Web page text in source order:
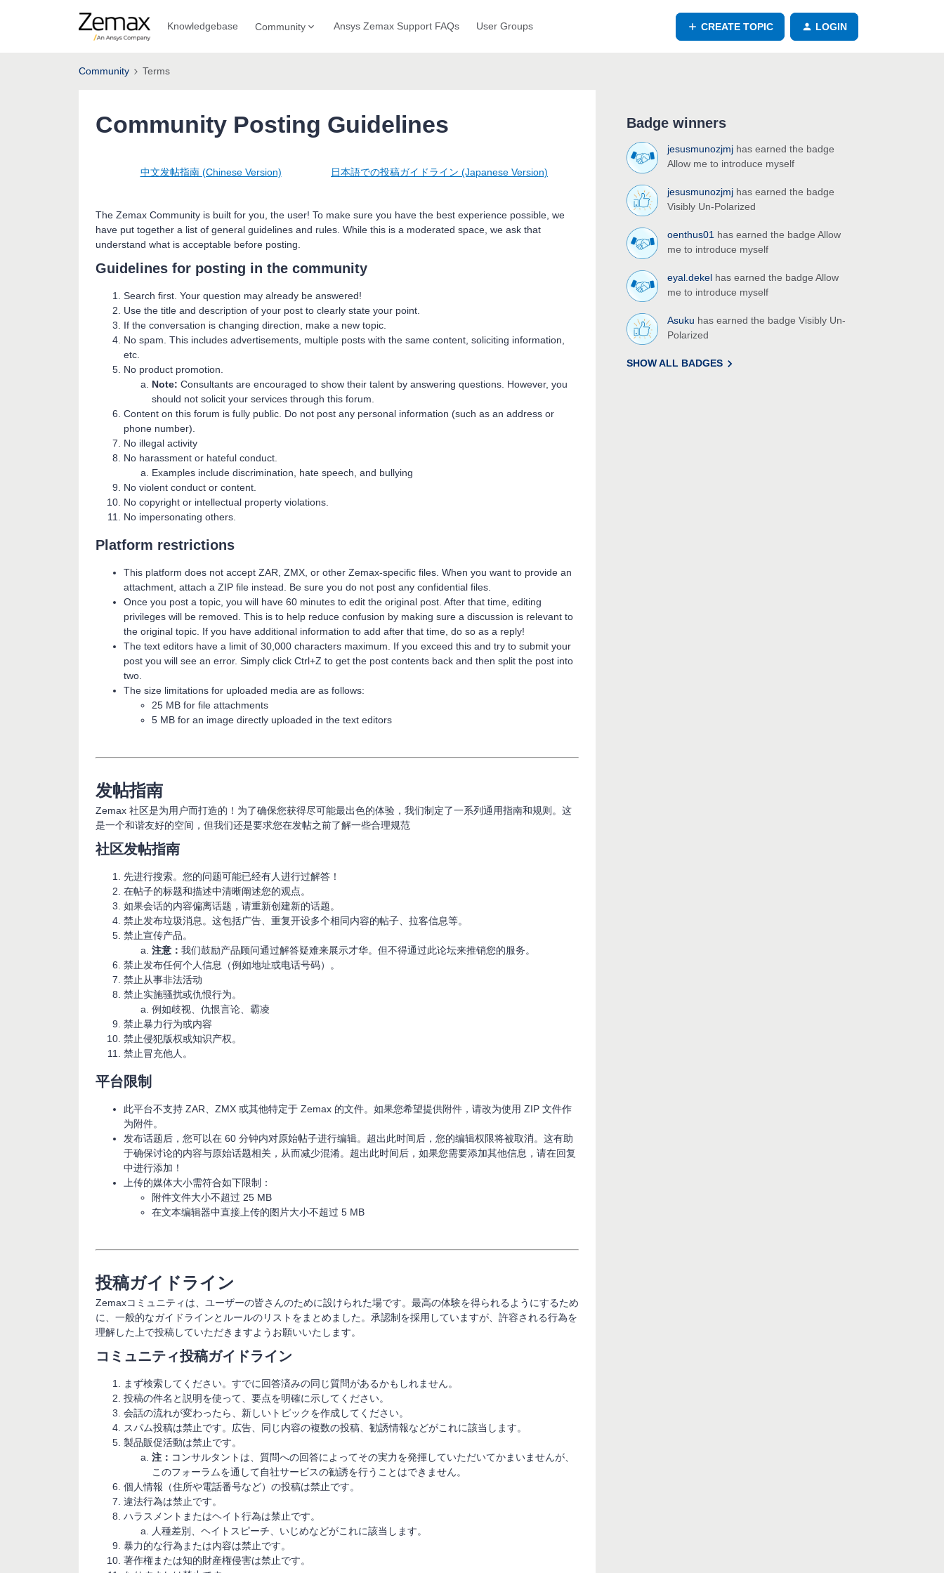
Knowledgebase Community Ansys Zemax Support FAQs User Groups CREATE TOPIC LOGIN
Community Terms
Community Posting Guidelines
中文发帖指南 (Chinese Version) 日本語での投稿ガイドライン (Japanese Version)
The Zemax Community is built for you, the user! To make sure you have the best experience possible, we
have put together a list of general guidelines and rules. While this is a moderated space, we ask that
understand what is acceptable before posting.
Guidelines for posting in the community
Search first. Your question may already be answered!
Use the title and description of your post to clearly state your point.
If the conversation is changing direction, make a new topic.
No spam. This includes advertisements, multiple posts with the same content, soliciting information,
etc.
No product promotion.
Note: Consultants are encouraged to show their talent by answering questions. However, you
should not solicit your services through this forum.
Content on this forum is fully public. Do not post any personal information (such as an address or
phone number).
No illegal activity
No harassment or hateful conduct.
Examples include discrimination, hate speech, and bullying
No violent conduct or content.
No copyright or intellectual property violations.
No impersonating others.
Platform restrictions
This platform does not accept ZAR, ZMX, or other Zemax-specific files. When you want to provide an
attachment, attach a ZIP file instead. Be sure you do not post any confidential files.
Once you post a topic, you will have 60 minutes to edit the original post. After that time, editing
privileges will be removed. This is to help reduce confusion by making sure a discussion is relevant to
the original topic. If you have additional information to add after that time, do so as a reply!
The text editors have a limit of 30,000 characters maximum. If you exceed this and try to submit your
post you will see an error. Simply click Ctrl+Z to get the post contents back and then split the post into
two.
The size limitations for uploaded media are as follows:
25 MB for file attachments
5 MB for an image directly uploaded in the text editors
发帖指南
Zemax 社区是为用户而打造的！为了确保您获得尽可能最出色的体验，我们制定了一系列通用指南和规则。这
是一个和谐友好的空间，但我们还是要求您在发帖之前了解一些合理规范
社区发帖指南
先进行搜索。您的问题可能已经有人进行过解答！
在帖子的标题和描述中清晰阐述您的观点。
如果会话的内容偏离话题，请重新创建新的话题。
禁止发布垃圾消息。这包括广告、重复开设多个相同内容的帖子、拉客信息等。
禁止宣传产品。
注意： 我们鼓励产品顾问通过解答疑难来展示才华。但不得通过此论坛来推销您的服务。
禁止发布任何个人信息（例如地址或电话号码）。
禁止从事非法活动
禁止实施骚扰或仇恨行为。
例如歧视、仇恨言论、霸凌
禁止暴力行为或内容
禁止侵犯版权或知识产权。
禁止冒充他人。
平台限制
此平台不支持 ZAR、ZMX 或其他特定于 Zemax 的文件。如果您希望提供附件，请改为使用 ZIP 文件作
为附件。
发布话题后，您可以在 60 分钟内对原始帖子进行编辑。超出此时间后，您的编辑权限将被取消。这有助
于确保讨论的内容与原始话题相关，从而减少混淆。超出此时间后，如果您需要添加其他信息，请在回复
中进行添加！
上传的媒体大小需符合如下限制：
附件文件大小不超过 25 MB
在文本编辑器中直接上传的图片大小不超过 5 MB
投稿ガイドライン
Zemaxコミュニティは、ユーザーの皆さんのために設けられた場です。最高の体験を得られるようにするため
に、一般的なガイドラインとルールのリストをまとめました。承認制を採用していますが、許容される行為を
理解した上で投稿していただきますようお願いいたします。
コミュニティ投稿ガイドライン
まず検索してください。すでに回答済みの同じ質問があるかもしれません。
投稿の件名と説明を使って、要点を明確に示してください。
会話の流れが変わったら、新しいトピックを作成してください。
スパム投稿は禁止です。広告、同じ内容の複数の投稿、勧誘情報などがこれに該当します。
製品販促活動は禁止です。
注： コンサルタントは、質問への回答によってその実力を発揮していただいてかまいませんが、
このフォーラムを通して自社サービスの勧誘を行うことはできません。
個人情報（住所や電話番号など）の投稿は禁止です。
違法行為は禁止です。
ハラスメントまたはヘイト行為は禁止です。
人種差別、ヘイトスピーチ、いじめなどがこれに該当します。
暴力的な行為または内容は禁止です。
著作権または知的財産権侵害は禁止です。
Badge winners
jesusmunozjmj has earned the badge
Allow me to introduce myself
jesusmunozjmj has earned the badge
Visibly Un-Polarized
oenthus01 has earned the badge Allow
me to introduce myself
eyal.dekel has earned the badge Allow
me to introduce myself
Asuku has earned the badge Visibly Un-
Polarized
SHOW ALL BADGES